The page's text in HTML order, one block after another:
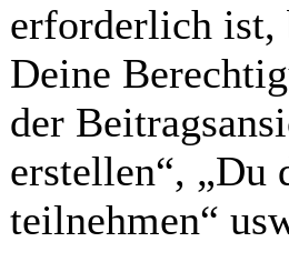
erforderlich ist,
Deine
der
erstellen“, „Du
teilnehmen“